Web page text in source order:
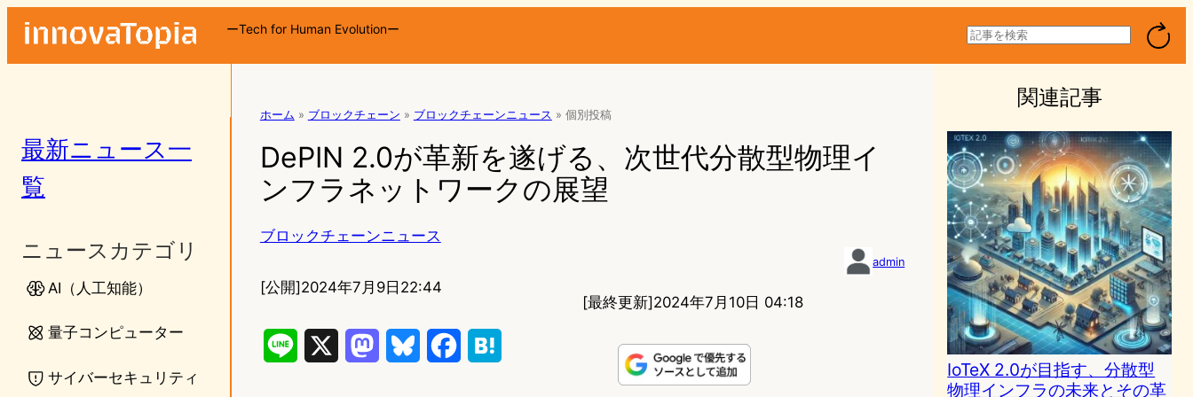
ーTech for Human Evolutionー
検
索
最新ニュース一
覧
ニュースカテゴリ
AI（人工知能）
量子コンピューター
サイバーセキュリティ
ホーム » ブロックチェーン » ブロックチェーンニュース » 個別投稿
DePIN 2.0が革新を遂げる、次世代分散型物理イ
ンフラネットワークの展望
ブロックチェーンニュース
admin
[公開]2024年7月9日22:44
[最終更新]2024年7月10日 04:18
関連記事
IoTeX 2.0が目指す、分散型
物理インフラの未来とその革